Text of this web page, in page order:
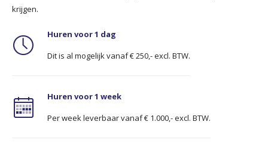
krijgen.
Huren voor 1 dag
Dit is al mogelijk vanaf € 250,- excl. BTW.
Huren voor 1 week
Per week leverbaar vanaf € 1.000,- excl. BTW.